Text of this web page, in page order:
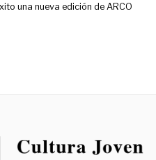
una nueva edición de ARCO